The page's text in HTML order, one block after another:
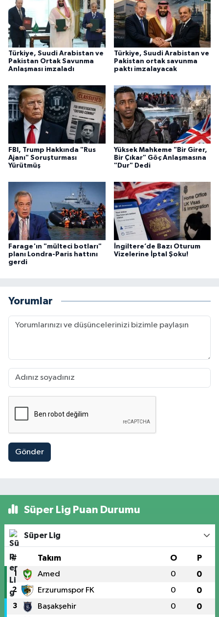
Türkiye, Suudi Arabistan ve
Pakistan Ortak Savunma
Anlaşması imzaladı
Türkiye, Suudi Arabistan ve
Pakistan ortak savunma
paktı imzalayacak
FBI, Trump Hakkında "Rus
Ajanı" Soruşturması
Yürütmüş
Yüksek Mahkeme "Bir Girer,
Bir Çıkar" Göç Anlaşmasına
"Dur" Dedi
Farage'ın "mülteci botları"
planı Londra-Paris hattını
gerdi
İngiltere’de Bazı Oturum
Vizelerine İptal Şoku!
Yorumlar
Gönder
Süper Lig Puan Durumu
Süper Lig
# Takım O P
1 Amed 0 0
2 Erzurumspor FK 0 0
3 Başakşehir 0 0